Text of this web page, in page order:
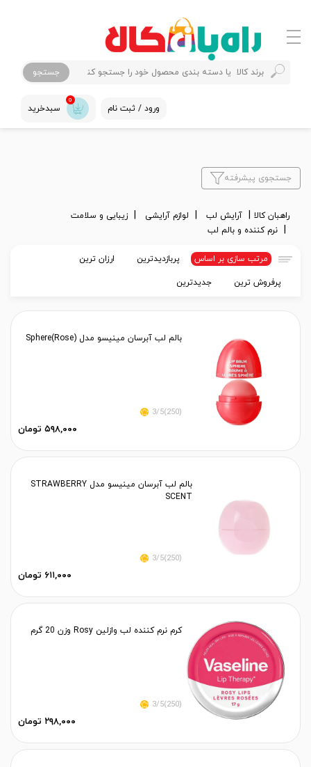
جستجو
ورود / ثبت نام
0
سبدخرید
جستجوی پیشرفته
راهبان کالا آرایش لب لوازم آرایشی
زیبایی و سلامت
نرم کننده و بالم لب
مرتب سازی بر اساس پربازدیدترین ارزان ترین
پرفروش ترین جدیدترین
بالم لب آبرسان مینیسو مدل Sphere(Rose)
(250)3/5
۵۹۸,۰۰۰ تومان
بالم لب آبرسان مینیسو مدل STRAWBERRY
SCENT
(250)3/5
۶۱۱,۰۰۰ تومان
کرم نرم کننده لب وازلین Rosy وزن 20 گرم
(250)3/5
۲۹۸,۰۰۰ تومان